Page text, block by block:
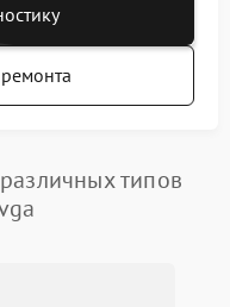
типов